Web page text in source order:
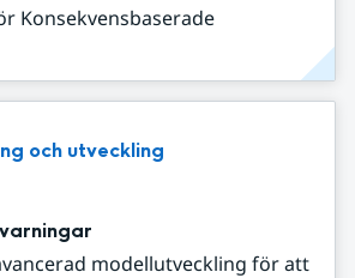
Konsekvensbaserade
och utveckling
modellutveckling för att